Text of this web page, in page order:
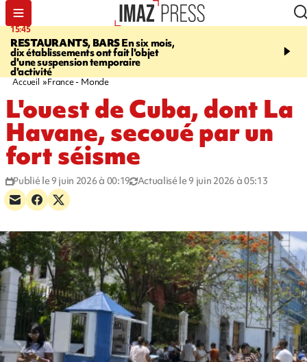
15:45
RESTAURANTS, BARSEn six mois,
dix établissements ont fait l'objet
d'une suspension temporaire
d'activité
17:17
Angeles, un homme vit
Accueil France - Monde
L'ouest de Cuba, dont La
Havane, secoué par un
fort séisme
Publié le 9 juin 2026 à 00:19 Actualisé le 9 juin 2026 à 05:13